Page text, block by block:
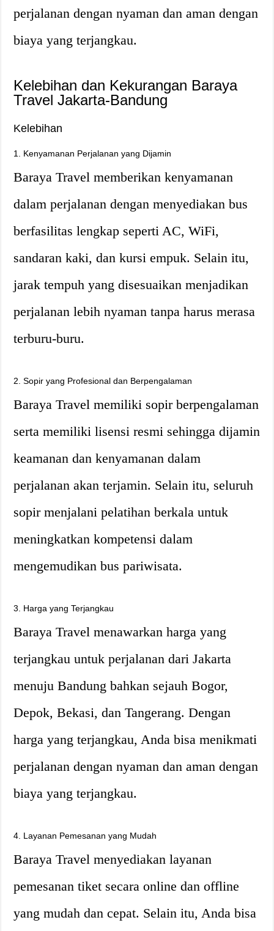
perjalanan dengan nyaman dan aman dengan
biaya yang terjangkau.
Kelebihan dan Kekurangan Baraya
Travel Jakarta-Bandung
Kelebihan
1. Kenyamanan Perjalanan yang Dijamin
Baraya Travel memberikan kenyamanan
dalam perjalanan dengan menyediakan bus
berfasilitas lengkap seperti AC, WiFi,
sandaran kaki, dan kursi empuk. Selain itu,
jarak tempuh yang disesuaikan menjadikan
perjalanan lebih nyaman tanpa harus merasa
terburu-buru.
2. Sopir yang Profesional dan Berpengalaman
Baraya Travel memiliki sopir berpengalaman
serta memiliki lisensi resmi sehingga dijamin
keamanan dan kenyamanan dalam
perjalanan akan terjamin. Selain itu, seluruh
sopir menjalani pelatihan berkala untuk
meningkatkan kompetensi dalam
mengemudikan bus pariwisata.
3. Harga yang Terjangkau
Baraya Travel menawarkan harga yang
terjangkau untuk perjalanan dari Jakarta
menuju Bandung bahkan sejauh Bogor,
Depok, Bekasi, dan Tangerang. Dengan
harga yang terjangkau, Anda bisa menikmati
perjalanan dengan nyaman dan aman dengan
biaya yang terjangkau.
4. Layanan Pemesanan yang Mudah
Baraya Travel menyediakan layanan
pemesanan tiket secara online dan offline
yang mudah dan cepat. Selain itu, Anda bisa